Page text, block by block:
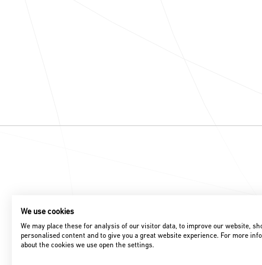
We use cookies
We may place these for analysis of our visitor data, to improve our website,
personalised content and to give you a great website experience. For more
about the cookies we use open the settings.